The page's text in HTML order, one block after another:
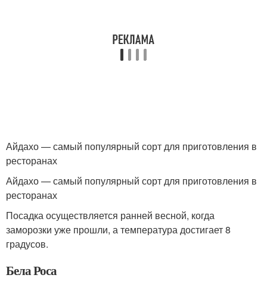
Айдахо — самый популярный сорт для приготовления в
ресторанах
Айдахо — самый популярный сорт для приготовления в
ресторанах
Посадка осуществляется ранней весной, когда
заморозки уже прошли, а температура достигает 8
градусов.
Бела Роса